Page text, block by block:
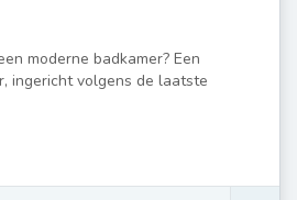
moderne badkamer? Een
ingericht volgens de laatste